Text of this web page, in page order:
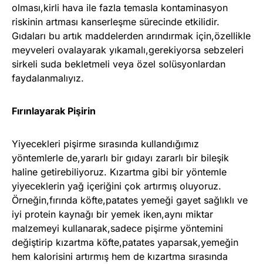
olması,kirli hava ile fazla temasla kontaminasyon
riskinin artması kanserleşme sürecinde etkilidir.
Gıdaları bu artık maddelerden arındırmak için,özellikle
meyveleri ovalayarak yıkamalı,gerekiyorsa sebzeleri
sirkeli suda bekletmeli veya özel solüsyonlardan
faydalanmalıyız.
Fırınlayarak Pişirin
Yiyecekleri pişirme sırasında kullandığımız
yöntemlerle de,yararlı bir gıdayı zararlı bir bileşik
haline getirebiliyoruz. Kızartma gibi bir yöntemle
yiyeceklerin yağ içeriğini çok artırmış oluyoruz.
Örneğin,fırında köfte,patates yemeği gayet sağlıklı ve
iyi protein kaynağı bir yemek iken,aynı miktar
malzemeyi kullanarak,sadece pişirme yöntemini
değiştirip kızartma köfte,patates yaparsak,yemeğin
hem kalorisini artırmış hem de kızartma sırasında